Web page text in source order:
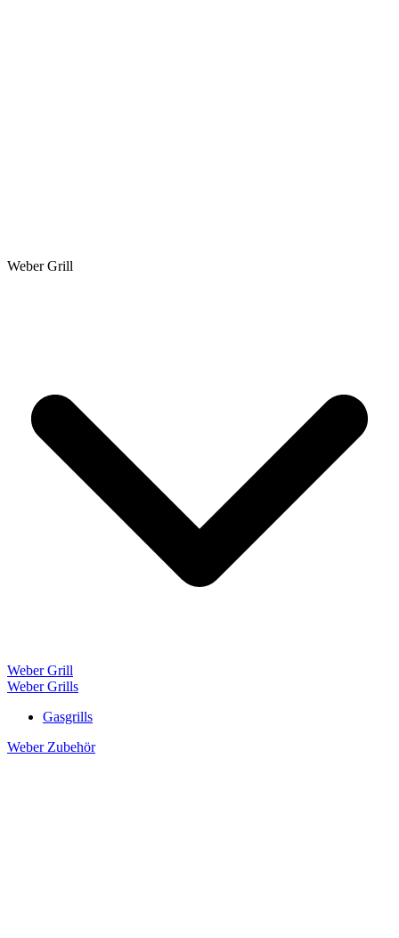
Weber Grill
Weber Grill
Weber Grills
Gasgrills
Weber Zubehör